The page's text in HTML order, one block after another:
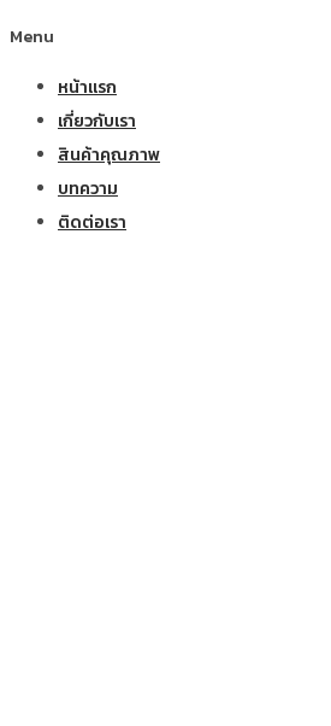
Menu
หน้าแรก
เกี่ยวกับเรา
สินค้าคุณภาพ
บทความ
ติดต่อเรา